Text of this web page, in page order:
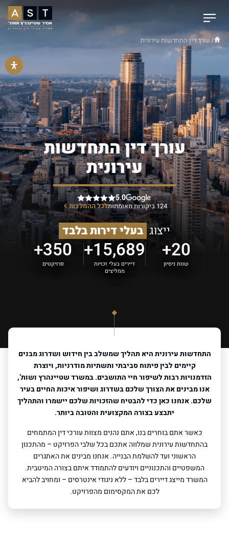
/ עורך דין התחדשות עירונית
עורך דין התחדשות
עירונית
5.0
124 ביקורות מאומתות לכל ההמלצות
ייצוג בעלי דירות בלבד
20+
שנות ניסיון
15,689+
דיירים בעלי זכויות
ממליצים
350+
פרויקטים
התחדשות עירונית היא תהליך שמשלב בין חידוש ושדרוג מבנים
קיימים לבין פיתוח סביבתי ותשתיות מודרניות, ויוצרת
הזדמנויות רבות לשיפור חיי התושבים. במשרד שטיינהרץ ושות’,
אנו מבינים את הצורך שלכם בשדרוג ושיפור איכות החיים בעיר
שלכם. אנחנו כאן כדי להבטיח שהזכויות שלכם יישמרו והתהליך
יתבצע בצורה המקצועית והטובה ביותר.
כאשר אתם בוחרים בנו, אתם נהנים מצוות עורכי דין המתמחים
בהתחדשות עירונית שמלווה אתכם בכל שלבי הפרויקט – מהתכנון
הראשוני ועד להשלמת הבנייה. אנחנו מבינים את האתגרים
המשפטיים והתכנוניים ויודעים להתמודד איתם בצורה המיטבית.
המשרד מייצג דיירים בלבד – ללא ניגודי אינטרסים – ומחויב להביא
לכם את המקסימום מהפרויקט.